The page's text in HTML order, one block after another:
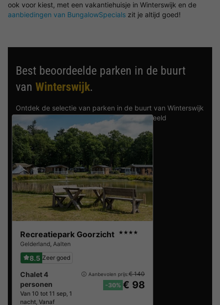
ook voor kiest, met een vakantiehuisje in Winterswijk en de
aanbiedingen van BungalowSpecials zit je altijd goed!
Best beoordeelde parken in de buurt
van Winterswijk.
Ontdek de selectie van parken in de buurt van Winterswijk
die door onze gasten als beste zijn beoordeeld
Recreatiepark Goorzicht ★★★★
Gelderland, Aalten
8.5 Zeer goed
Chalet 4
personen
Van 10 tot 11 sep, 1
nacht, Vanaf
Aanbevolen prijs:€ 140
-30% € 98